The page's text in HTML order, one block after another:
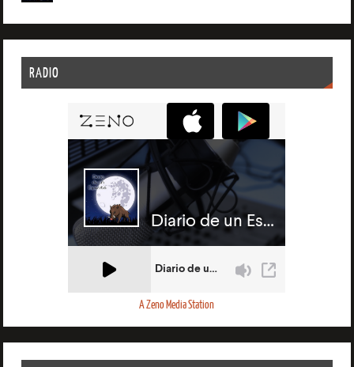
RADIO
A Zeno Media Station